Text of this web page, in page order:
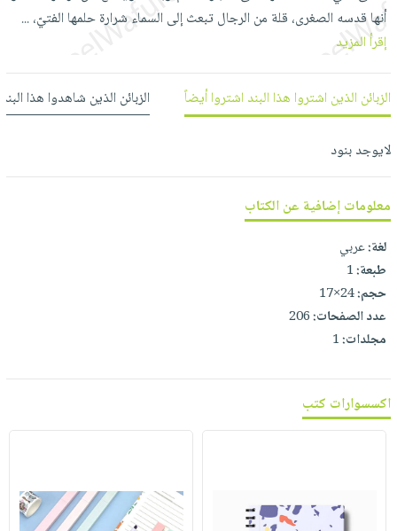
العناية
بالأسنانأدوات
المائدة
الأوعية
والتخزين
المطبخ
الأكثر
مبيعاً
للمدارس
اكسسوارات
اكسسوارات
اكسسوارات
ملابس
مطرزات
حقائب
حلي
بالذات
صابون
أطفال
شحن
مجاني
بنود
مختارة
اشتراكات
الاشتراكات
القراءة
iKitab
بلا
حدود
بحث
نيل
وفرات
عن
الشركة
الشركة
فيديوهات
خدمات
حسابك
الأمنيات
عربة
الإصدارات
أنها قدسه الصغرى، قلة من الرجال تبعث إلى السماء شرارة حلمها الفتيّ،...
إقرأ المزيد
الزبائن الذين اشتروا هذا البند اشتروا أيضاً الزبائن الذين شاهدوا هذا
لايوجد بنود
معلومات إضافية عن الكتاب
لغة:عربي
طبعة:1
حجم:24×17
عدد الصفحات:206
مجلدات:1
اكسسوارات كتب